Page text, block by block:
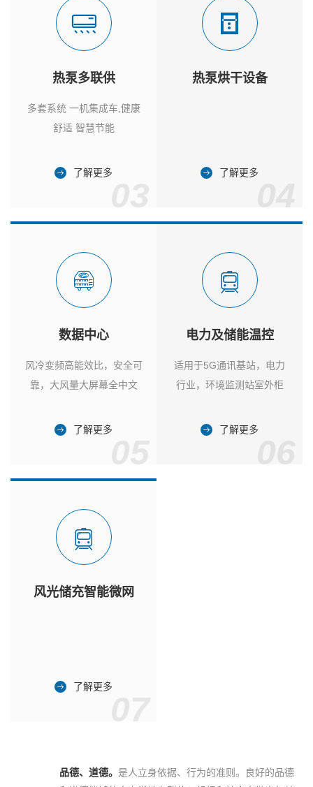
热泵多联供
多套系统 一机集成车,健康
舒适 智慧节能
了解更多
热泵烘干设备
了解更多
数据中心
风冷变频高能效比，安全可
靠，大风量大屏幕全中文
了解更多
电力及储能温控
适用于5G通讯基站，电力
行业，环境监测站室外柜
了解更多
风光储充智能微网
了解更多
品德、道德。 是人立身依据、行为的准则。良好的品德